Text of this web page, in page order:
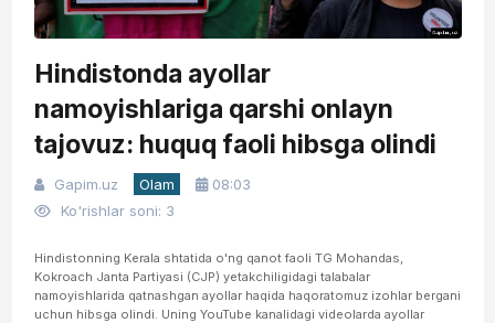
Hindistonda ayollar
namoyishlariga qarshi onlayn
tajovuz: huquq faoli hibsga olindi
Gapim.uz Olam
08:03
Ko'rishlar soni: 3
Hindistonning Kerala shtatida o'ng qanot faoli TG Mohandas,
Kokroach Janta Partiyasi (CJP) yetakchiligidagi talabalar
namoyishlarida qatnashgan ayollar haqida haqoratomuz izohlar bergani
uchun hibsga olindi. Uning YouTube kanalidagi videolarda ayollar